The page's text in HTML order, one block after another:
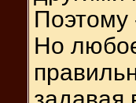
Поэтому
Но